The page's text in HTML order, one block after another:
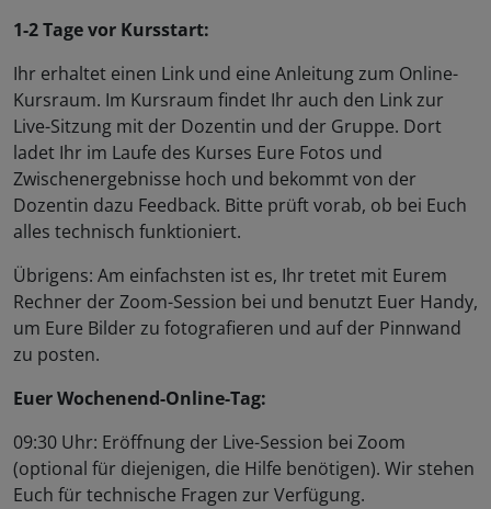
1-2 Tage vor Kursstart:
Ihr erhaltet einen Link und eine Anleitung zum Online-
Kursraum. Im Kursraum findet Ihr auch den Link zur
Live-Sitzung mit der Dozentin und der Gruppe. Dort
ladet Ihr im Laufe des Kurses Eure Fotos und
Zwischenergebnisse hoch und bekommt von der
Dozentin dazu Feedback. Bitte prüft vorab, ob bei Euch
alles technisch funktioniert.
Übrigens: Am einfachsten ist es, Ihr tretet mit Eurem
Rechner der Zoom-Session bei und benutzt Euer Handy,
um Eure Bilder zu fotografieren und auf der Pinnwand
zu posten.
Euer Wochenend-Online-Tag:
09:30 Uhr: Eröffnung der Live-Session bei Zoom
(optional für diejenigen, die Hilfe benötigen). Wir stehen
Euch für technische Fragen zur Verfügung.